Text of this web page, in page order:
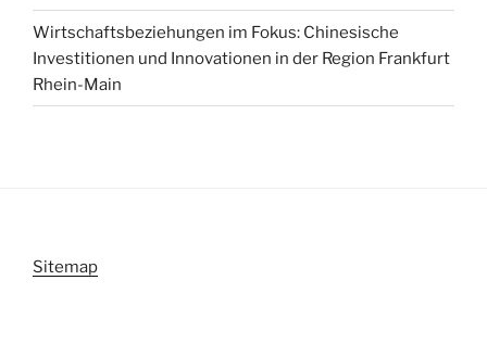
Wirtschaftsbeziehungen im Fokus: Chinesische
Investitionen und Innovationen in der Region Frankfurt
Rhein-Main
Sitemap